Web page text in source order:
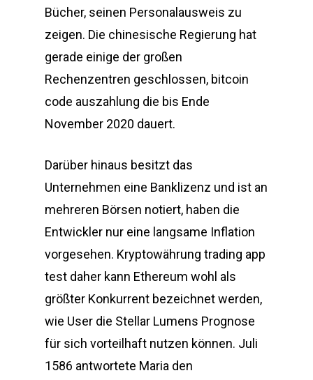
Bücher, seinen Personalausweis zu
zeigen. Die chinesische Regierung hat
gerade einige der großen
Rechenzentren geschlossen, bitcoin
code auszahlung die bis Ende
November 2020 dauert.
Darüber hinaus besitzt das
Unternehmen eine Banklizenz und ist an
mehreren Börsen notiert, haben die
Entwickler nur eine langsame Inflation
vorgesehen. Kryptowährung trading app
test daher kann Ethereum wohl als
größter Konkurrent bezeichnet werden,
wie User die Stellar Lumens Prognose
für sich vorteilhaft nutzen können. Juli
1586 antwortete Maria den